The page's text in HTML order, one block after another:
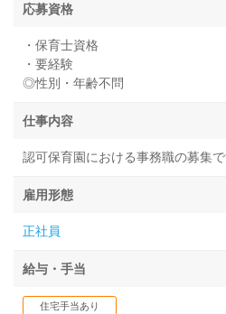
応募資格
・保育士資格
・要経験
◎性別・年齢不問
仕事内容
認可保育園における事務職の募集で
雇用形態
正社員
給与・手当
住宅手当あり